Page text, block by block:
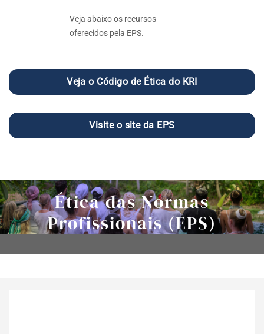
Veja abaixo os recursos
oferecidos pela EPS.
Veja o Código de Ética do KRI
Visite o site da EPS
Ética das Normas
Profissionais (EPS)